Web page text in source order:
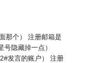
那个） 注册邮箱是
隐藏掉一点）
发言的账户） 注册